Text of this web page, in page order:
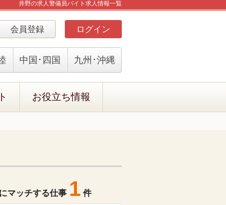
井野の求人警備員バイト求人情報一覧
会員登録 ログイン
中国･四国 九州･沖縄
お役立ち情報
マッチする仕事 1 件